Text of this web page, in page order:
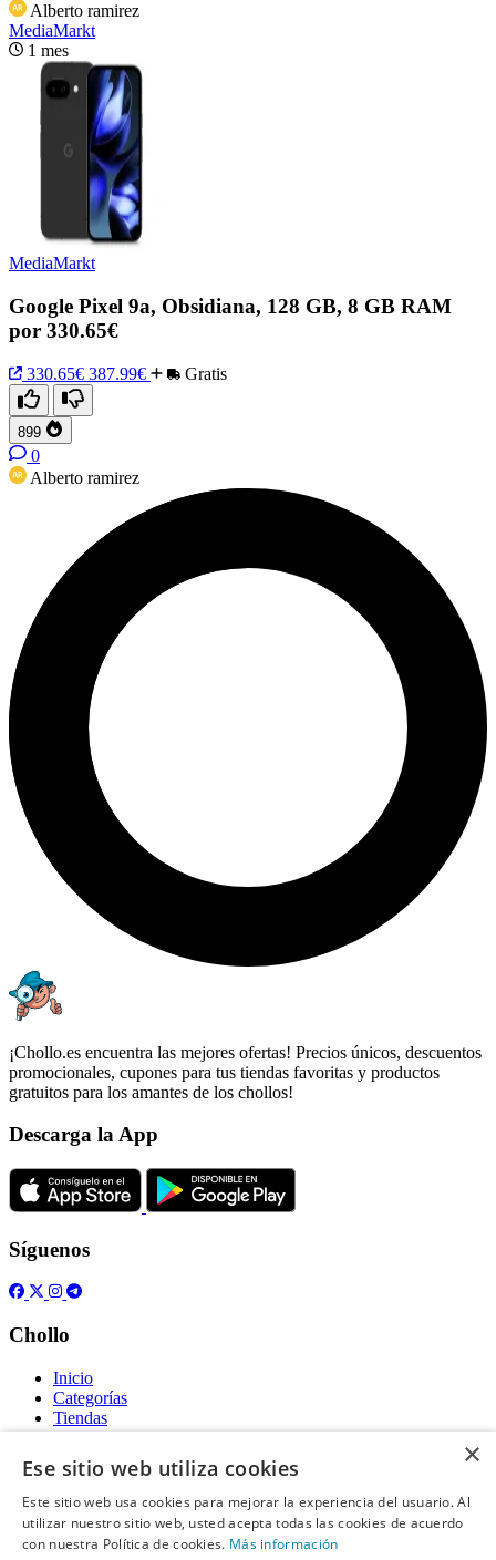
Alberto ramirez
MediaMarkt
1 mes
MediaMarkt
Google Pixel 9a, Obsidiana, 128 GB, 8 GB RAM
por 330.65€
330.65€ 387.99€ Gratis
899
0
Alberto ramirez
¡Chollo.es encuentra las mejores ofertas! Precios únicos, descuentos
promocionales, cupones para tus tiendas favoritas y productos
gratuitos para los amantes de los chollos!
Descarga la App
Síguenos
Chollo
Inicio
Categorías
Tiendas
Gratis
Acerca de
Sobre nosotros
Contacto
×
Ese sitio web utiliza cookies
Este sitio web usa cookies para mejorar la experiencia del usuario. Al
utilizar nuestro sitio web, usted acepta todas las cookies de acuerdo
con nuestra Política de cookies. Más información